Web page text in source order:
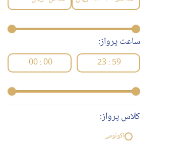
ساعت پرواز:
23 : 59
00 : 00
کلاس پرواز:
اکونومی